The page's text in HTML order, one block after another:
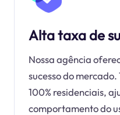
Alta taxa de
Nossa agência
sucesso do mercado.
100% residenciais,
comportamento do